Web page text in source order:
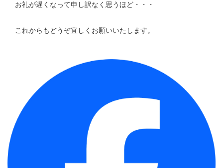
お礼が遅くなって申し訳なく思うほど・・・
これからもどうぞ宜しくお願いいたします。